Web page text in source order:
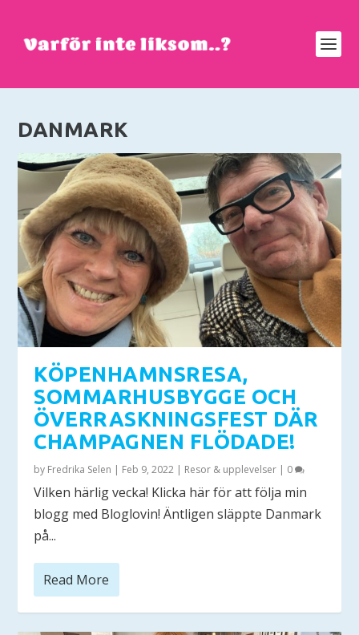
DANMARK
KÖPENHAMNSRESA,
SOMMARHUSBYGGE OCH
ÖVERRASKNINGSFEST DÄR
CHAMPAGNEN FLÖDADE!
by Fredrika Selen | Feb 9, 2022 | Resor & upplevelser | 0
Vilken härlig vecka! Klicka här för att följa min
blogg med Bloglovin! Äntligen släppte Danmark
på...
Read More